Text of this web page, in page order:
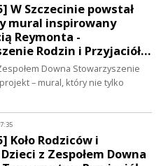
W Szczecinie powstał
mural inspirowany
Reymonta -
Rodzin i Przyjaciół…
Downa Stowarzyszenie
– mural, który nie tylko
Koło Rodziców i
z Zespołem Downa